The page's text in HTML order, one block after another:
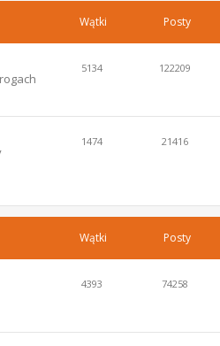
Wątki Posty
5134 122209
1474 21416
Wątki Posty
4393 74258